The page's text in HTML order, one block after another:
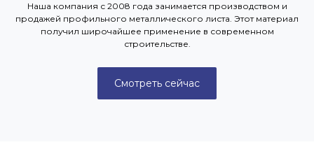
Наша компания с 2008 года занимается производством и
продажей профильного металлического листа. Этот материал
получил широчайшее применение в современном
строительстве.
Смотреть сейчас